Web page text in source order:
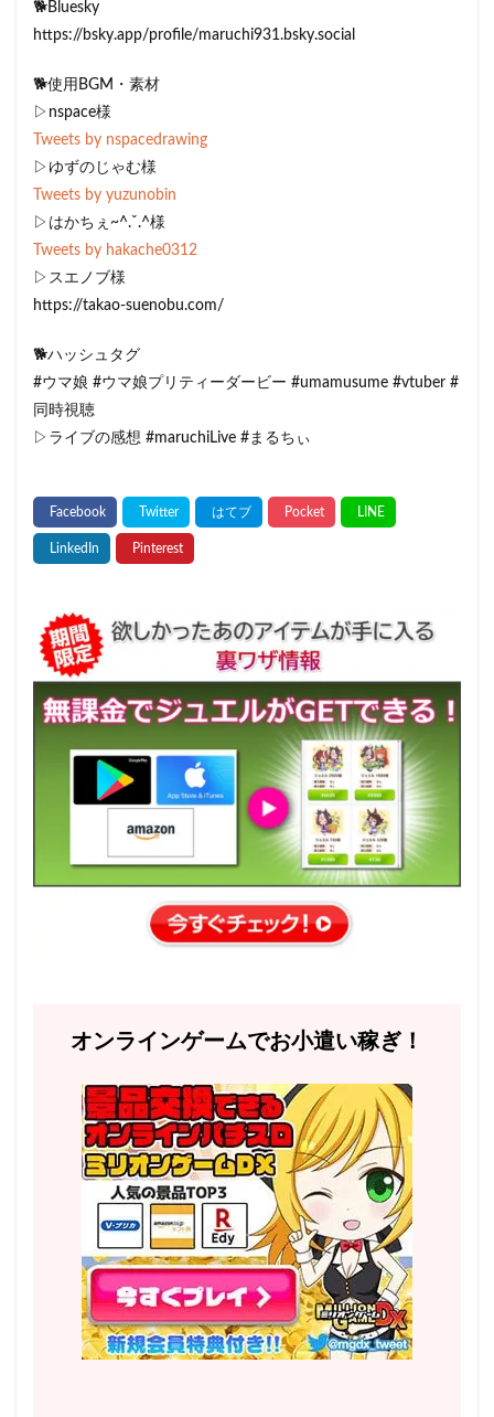
🐕Bluesky
https://bsky.app/profile/maruchi931.bsky.social
🐕使用BGM・素材
▷nspace様
Tweets by nspacedrawing
▷ゆずのじゃむ様
Tweets by yuzunobin
▷はかちぇ~^.ˬ.^様
Tweets by hakache0312
▷スエノブ様
https://takao-suenobu.com/
🐕ハッシュタグ
#ウマ娘 #ウマ娘プリティーダービー #umamusume #vtuber #
同時視聴
▷ライブの感想 #maruchiLive #まるちぃ
オンラインゲームでお小遣い稼ぎ！